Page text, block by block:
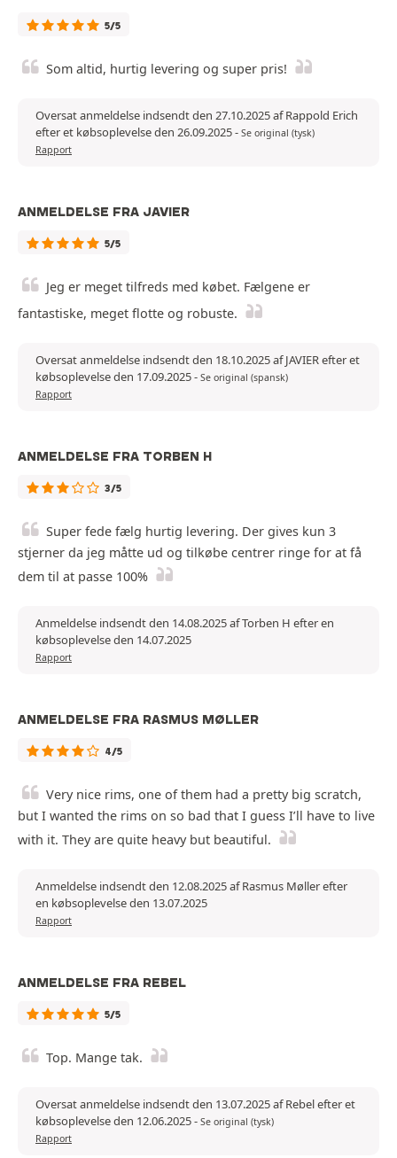
5/5
Som altid, hurtig levering og super pris!
Oversat anmeldelse indsendt den 27.10.2025 af Rappold Erich
efter et købsoplevelse den 26.09.2025- Se original (tysk)
Rapport
ANMELDELSE FRA JAVIER
5/5
Jeg er meget tilfreds med købet. Fælgene er
fantastiske, meget flotte og robuste.
Oversat anmeldelse indsendt den 18.10.2025 af JAVIER efter et
købsoplevelse den 17.09.2025- Se original (spansk)
Rapport
ANMELDELSE FRA TORBEN H
3/5
Super fede fælg hurtig levering. Der gives kun 3
stjerner da jeg måtte ud og tilkøbe centrer ringe for at få
dem til at passe 100%
Anmeldelse indsendt den 14.08.2025 af Torben H efter en
købsoplevelse den 14.07.2025
Rapport
ANMELDELSE FRA RASMUS MØLLER
4/5
Very nice rims, one of them had a pretty big scratch,
but I wanted the rims on so bad that I guess I’ll have to live
with it. They are quite heavy but beautiful.
Anmeldelse indsendt den 12.08.2025 af Rasmus Møller efter
en købsoplevelse den 13.07.2025
Rapport
ANMELDELSE FRA REBEL
5/5
Top. Mange tak.
Oversat anmeldelse indsendt den 13.07.2025 af Rebel efter et
købsoplevelse den 12.06.2025- Se original (tysk)
Rapport